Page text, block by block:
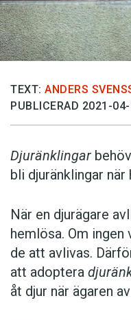
TEXT: ANDERS
PUBLICERAD 2021-
Djuränklingar
bli djuränklingar
När en djurägare
hemlösa. Om
de att avlivas.
att adoptera
åt djur när ägaren